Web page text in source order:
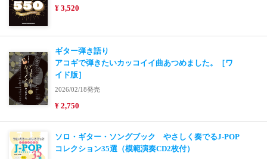
¥ 3,520
ギター弾き語り
アコギで弾きたいカッコイイ曲あつめました。［ワ
イド版］
2026/02/18発売
¥ 2,750
ソロ・ギター・ソングブック やさしく奏でるJ-POP
コレクション35選（模範演奏CD2枚付）